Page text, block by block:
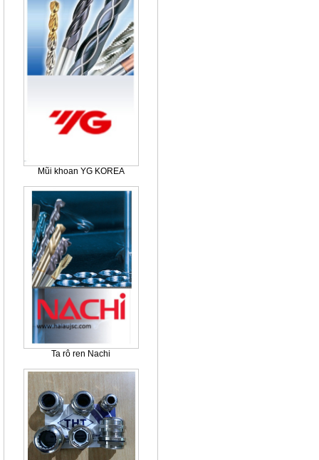
Mũi khoan YG KOREA
Ta rô ren Nachi